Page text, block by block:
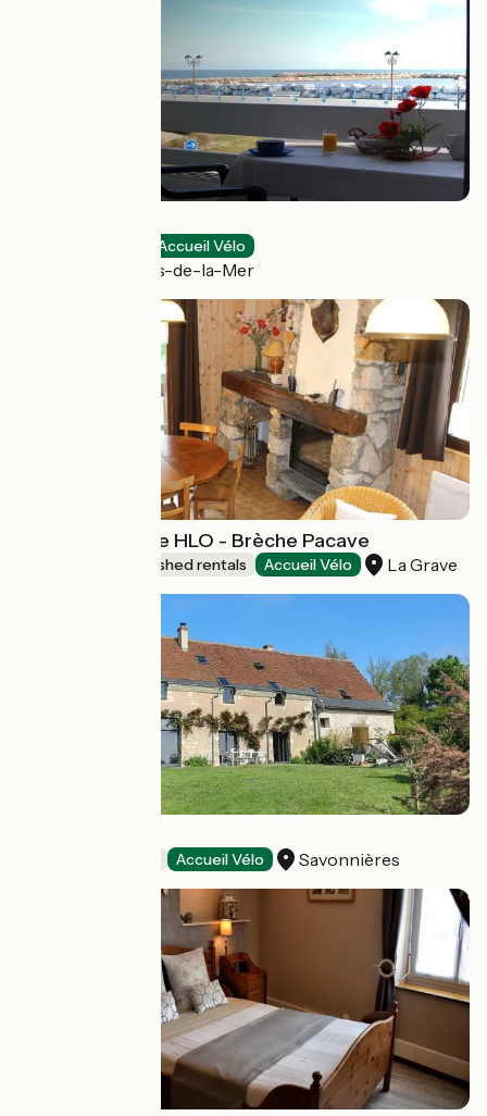
Accueil Vélo
Saintes-Maries-de-la-Mer
TEST campagne HLO - Brèche Pacave
Lodgings and furnished rentals Accueil Vélo La Grave
Accueil Vélo Savonnières